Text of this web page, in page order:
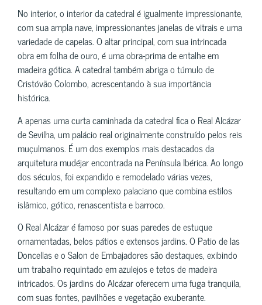
No interior, o interior da catedral é igualmente impressionante,
com sua ampla nave, impressionantes janelas de vitrais e uma
variedade de capelas. O altar principal, com sua intrincada
obra em folha de ouro, é uma obra-prima de entalhe em
madeira gótica. A catedral também abriga o túmulo de
Cristóvão Colombo, acrescentando à sua importância
histórica.
A apenas uma curta caminhada da catedral fica o Real Alcázar
de Sevilha, um palácio real originalmente construído pelos reis
muçulmanos. É um dos exemplos mais destacados da
arquitetura mudéjar encontrada na Península Ibérica. Ao longo
dos séculos, foi expandido e remodelado várias vezes,
resultando em um complexo palaciano que combina estilos
islâmico, gótico, renascentista e barroco.
O Real Alcázar é famoso por suas paredes de estuque
ornamentadas, belos pátios e extensos jardins. O Patio de las
Doncellas e o Salon de Embajadores são destaques, exibindo
um trabalho requintado em azulejos e tetos de madeira
intricados. Os jardins do Alcázar oferecem uma fuga tranquila,
com suas fontes, pavilhões e vegetação exuberante.